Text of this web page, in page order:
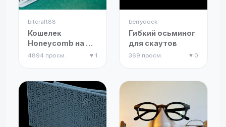
bitcraft88
Кошелек
Honeycomb на 9
карт
4894 просм. ♥ 1
berrydock
Гибкий осьминог
для скаутов
369 просм. ♥ 0